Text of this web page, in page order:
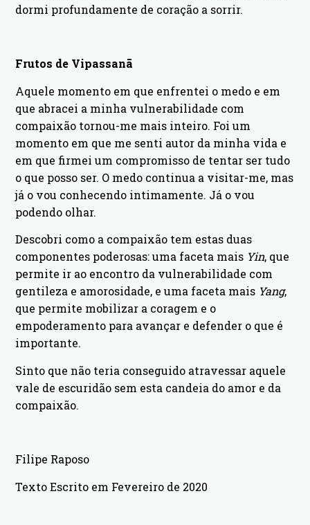
dormi profundamente de coração a sorrir.
Frutos de Vipassanā
Aquele momento em que enfrentei o medo e em
que abracei a minha vulnerabilidade com
compaixão tornou-me mais inteiro. Foi um
momento em que me senti autor da minha vida e
em que firmei um compromisso de tentar ser tudo
o que posso ser. O medo continua a visitar-me, mas
já o vou conhecendo intimamente. Já o vou
podendo olhar.
Descobri como a compaixão tem estas duas
componentes poderosas: uma faceta mais Yin, que
permite ir ao encontro da vulnerabilidade com
gentileza e amorosidade, e uma faceta mais Yang,
que permite mobilizar a coragem e o
empoderamento para avançar e defender o que é
importante.
Sinto que não teria conseguido atravessar aquele
vale de escuridão sem esta candeia do amor e da
compaixão.
Filipe Raposo
Texto Escrito em Fevereiro de 2020